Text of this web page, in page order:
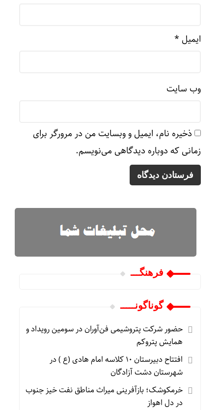
ایمیل *
وب‌ سایت
ذخیره نام، ایمیل و وبسایت من در مرورگر برای
زمانی که دوباره دیدگاهی می‌نویسم.
فرهنگـــ
گوناگونـــــ
حضور شرکت پتروشیمی فن‌آوران در سومین رویداد و
همایش پتروکم
افتتاح دبیرستان ۱۰ کلاسه امام هادی (ع ) در
شهرستان دشت آزادگان
خرمکوشک؛ بازآفرینی میراث مناطق نفت خیز جنوب
در دل اهواز